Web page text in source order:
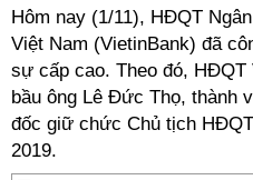
Hôm nay (1/11), HĐQT
Việt Nam (VietinBank) đã
sự cấp cao. Theo đó,
bầu ông Lê Đức Thọ, thành
đốc giữ chức Chủ tịch
2019.